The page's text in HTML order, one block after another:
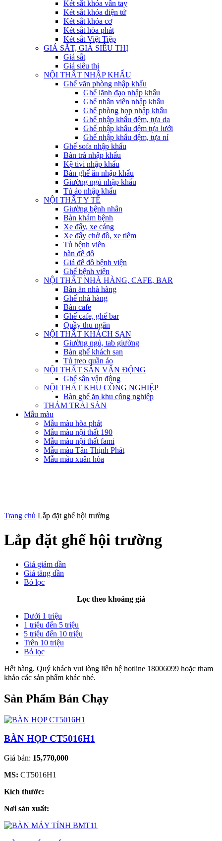
Két sắt khóa vân tay
Két sắt khóa điện tử
Két sắt khóa cơ
Két sắt hòa phát
Két sắt Việt Tiệp
GIÁ SẮT, GIÁ SIÊU THỊ
Giá sắt
Giá siêu thị
NỘI THẤT NHẬP KHẨU
Ghế văn phòng nhập khẩu
Ghế lãnh đạo nhập khẩu
Ghế nhân viên nhập khẩu
Ghế phòng họp nhập khẩu
Ghế nhập khẩu đệm, tựa da
Ghế nhập khẩu đệm tựa lưới
Ghế nhập khẩu đệm, tựa nỉ
Ghế sofa nhập khẩu
Bàn trà nhập khẩu
Kệ tivi nhập khẩu
Bàn ghế ăn nhập khẩu
Giường ngủ nhập khẩu
Tủ áo nhập khẩu
NỘI THẤT Y TẾ
Giường bệnh nhân
Bàn khám bệnh
Xe đẩy, xe cáng
Xe đẩy chở đồ, xe tiêm
Tủ bệnh viên
bàn để đồ
Giá để đồ bệnh viện
Ghế bệnh viện
NỘI THẤT NHÀ HÀNG, CAFE, BAR
Bàn ăn nhà hàng
Ghế nhà hàng
Bàn cafe
Ghế cafe, ghế bar
Quầy thu ngân
NỘI THẤT KHÁCH SẠN
Giường ngủ, tab giường
Bàn ghế khách sạn
Tủ treo quần áo
NỘI THẤT SÂN VẬN ĐỘNG
Ghế sân vận động
NỘI THẤT KHU CÔNG NGHIỆP
Bàn ghế ăn khu công nghiệp
THẢM TRẢI SÀN
Mẫu màu
Mẫu màu hòa phát
Mẫu màu nội thất 190
Mẫu màu nội thất fami
Mẫu màu Tân Thịnh Phát
Mẫu mầu xuân hòa
Trang chủ Lắp đặt ghế hội trường
Lắp đặt ghế hội trường
Giá giảm dần
Giá tăng dần
Bỏ lọc
Lọc theo khoảng giá
Dưới 1 triệu
1 triệu đến 5 triệu
5 triệu đến 10 triệu
Trên 10 triệu
Bỏ lọc
Hết hàng. Quý khách vui lòng liên hệ hotline 18006099 hoặc tham
khảo các sản phẩm khác nhé.
Sản Phẩm Bán Chạy
BÀN HỌP CT5016H1
Giá bán: 15,770,000
MS: CT5016H1
Kích thước:
Nơi sản xuất: